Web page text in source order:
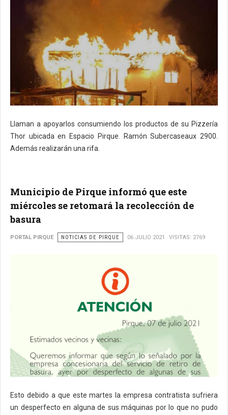
Llaman a apoyarlos consumiendo los productos de su Pizzería
Thor ubicada en Espacio Pirque. Ramón Subercaseaux 2900.
Además realizarán una rifa.
Municipio de Pirque informó que este
miércoles se retomará la recolección de
basura
PORTAL PIRQUE NOTICIAS DE PIRQUE 06 JULIO 2021 VISITAS: 2769
Esto debido a que este martes la empresa contratista sufriera
un desperfecto en alguna de sus máquinas por lo que no pudo